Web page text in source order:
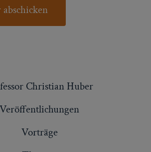
Christian Huber
Veröffentlichungen
Vorträge